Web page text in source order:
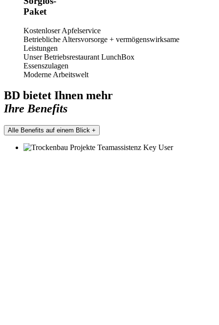
Paket
Kostenloser Apfelservice
Betriebliche Altersvorsorge + vermögenswirksame
Leistungen
Unser Betriebsrestaurant LunchBox
Essenszulagen
Moderne Arbeitswelt
BD bietet Ihnen mehr
Ihre Benefits
Alle Benefits auf einem Blick +